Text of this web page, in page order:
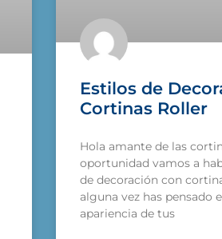
Estilos de
Cortinas Roller
Hola amante de las
oportunidad vamos a
de decoración con
alguna vez has pensado
apariencia de tus